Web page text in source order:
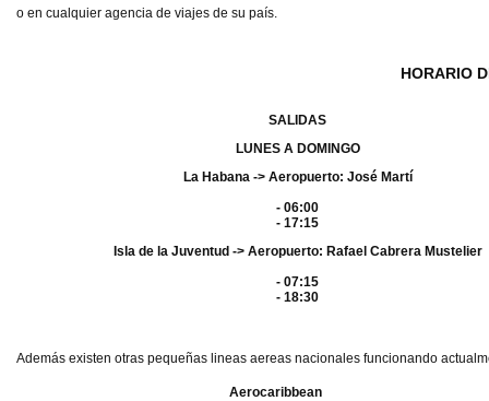
o en cualquier agencia de viajes de su país.
HORARIO
SALIDAS
LUNES A DOMINGO
La Habana -> Aeropuerto: José Martí
- 06:00
- 17:15
Isla de la Juventud -> Aeropuerto: Rafael Cabrera Mustelier
- 07:15
- 18:30
Además existen otras pequeñas lineas aereas nacionales funcionando
Aerocaribbean